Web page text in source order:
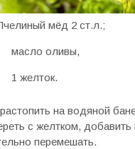
мёд 2 ст.л.;
масло оливы,
1 желток.
на водяной
с желтком,
перемешать.